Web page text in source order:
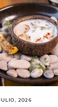
2026